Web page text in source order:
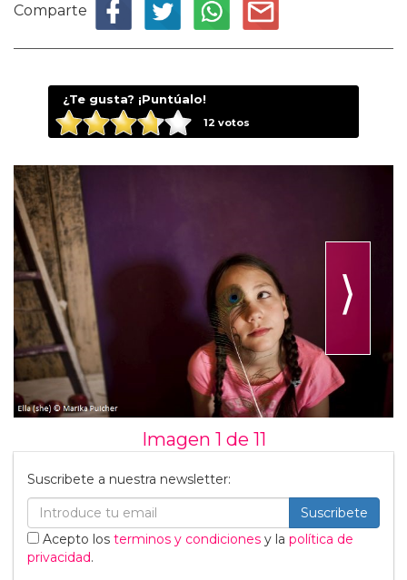
Comparte
¿Te gusta? ¡Puntúalo!
12 votos
⟩
Imagen 1 de 11
Suscribete a nuestra newsletter:
Suscribete
Acepto los terminos y condiciones y la política de
privacidad.